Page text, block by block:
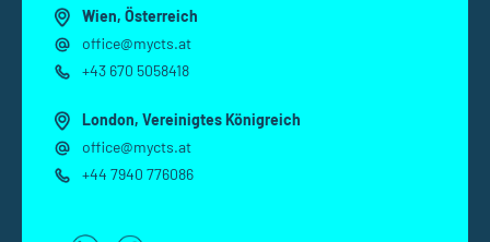
Wien, Österreich
office@mycts.at
+43 670 5058418
London, Vereinigtes Königreich
office@mycts.at
+44 7940 776086